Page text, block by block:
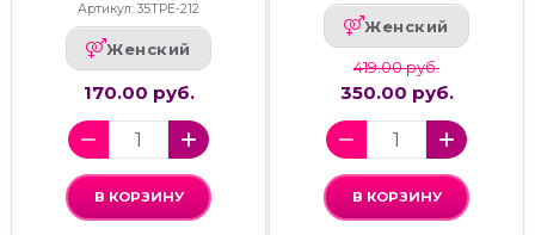
Артикул: 35ТРЕ-212
Женский
170.00 руб.
В КОРЗИНУ
Женский
419.00 руб.
350.00 руб.
В КОРЗИНУ